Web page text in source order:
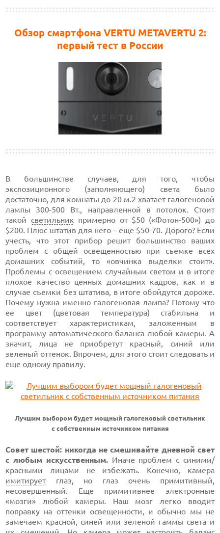
Обзор смартфона VERTU METAVERTU 2:
первый тест в России
В большинстве случаев, для того, чтобы
экспозиционного (заполняющего) света было
достаточно, для комнаты до 20 м.2 хватает галогеновой
лампы 300-500 Вт., направленной в потолок. Стоит
такой светильник примерно от $50 («Фотон-500») до
$200. Плюс штатив для него – еще $50-70. Дорого? Если
учесть, что этот прибор решит большинство ваших
проблем с общей освещенностью при съемке всех
домашних событий, то «овчинка выделки стоит».
Проблемы с освещением случайным светом и в итоге
плохое качество ценных домашних кадров, как и в
случае съемки без штатива, в итоге обойдутся дороже.
Почему нужна именно галогеновая лампа? Потому что
ее цвет (цветовая температура) стабильна и
соответствует характеристикам, заложенным в
программу автоматического баланса любой камеры. А
значит, лица не приобретут красный, синий или
зеленый оттенок. Впрочем, для этого стоит следовать и
еще одному правилу.
Лучшим выбором будет мощный галогеновый светильник
с собственным источником питания
Совет шестой: никогда не смешивайте дневной свет
с любым искусственным.Иначе проблем с синими/
красными лицами не избежать. Конечно, камера
имитируетглаз, но глаз очень примитивный,
несовершенный. Еще примитивнее электронные
«мозги» любой камеры. Наш мозг легко вводит
поправку на оттенки освещенности, и обычно мы не
замечаем красной, синей или зеленой гаммы света и